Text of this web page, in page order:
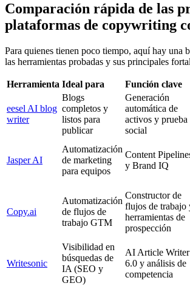
Comparación rápida de las
plataformas de copywriting
Para quienes tienen poco tiempo, aquí hay una
las herramientas probadas y sus principales
Herramienta Ideal para Función clave
eesel AI blog
writer
Blogs
completos y
listos para
publicar
Generación
automática de
activos y prueba
social
Jasper AI
Automatización
de marketing
para equipos
Content
y Brand IQ
Copy.ai
Automatización
de flujos de
trabajo GTM
Constructor de
flujos de trabajo
herramientas de
prospección
Writesonic
Visibilidad en
búsquedas de
IA (SEO y
GEO)
AI Article Writer
6.0 y análisis de
competencia